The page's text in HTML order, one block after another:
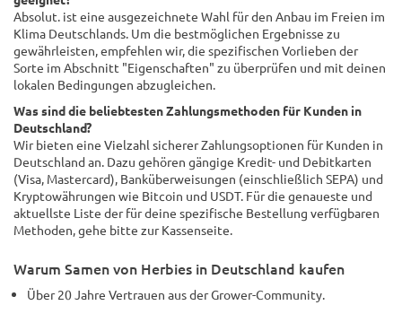
Absolut. ist eine ausgezeichnete Wahl für den Anbau im Freien im
Klima Deutschlands. Um die bestmöglichen Ergebnisse zu
gewährleisten, empfehlen wir, die spezifischen Vorlieben der
Sorte im Abschnitt "Eigenschaften" zu überprüfen und mit deinen
lokalen Bedingungen abzugleichen.
Was sind die beliebtesten Zahlungsmethoden für Kunden in
Deutschland?
Wir bieten eine Vielzahl sicherer Zahlungsoptionen für Kunden in
Deutschland an. Dazu gehören gängige Kredit- und Debitkarten
(Visa, Mastercard), Banküberweisungen (einschließlich SEPA) und
Kryptowährungen wie Bitcoin und USDT. Für die genaueste und
aktuellste Liste der für deine spezifische Bestellung verfügbaren
Methoden, gehe bitte zur Kassenseite.
Warum Samen von Herbies in Deutschland kaufen
Über 20 Jahre Vertrauen aus der Grower-Community.